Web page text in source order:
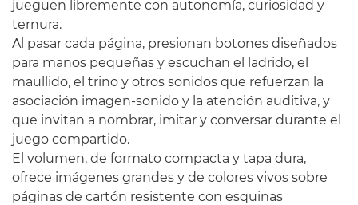
jueguen libremente con autonomía, curiosidad y
ternura.
Al pasar cada página, presionan botones diseñados
para manos pequeñas y escuchan el ladrido, el
maullido, el trino y otros sonidos que refuerzan la
asociación imagen‑sonido y la atención auditiva, y
que invitan a nombrar, imitar y conversar durante el
juego compartido.
El volumen, de formato compacta y tapa dura,
ofrece imágenes grandes y de colores vivos sobre
páginas de cartón resistente con esquinas